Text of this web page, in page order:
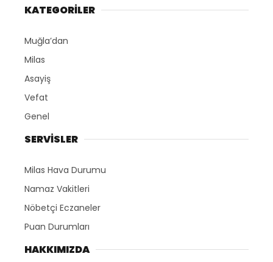
KATEGORİLER
Muğla’dan
Milas
Asayiş
Vefat
Genel
SERVİSLER
Milas Hava Durumu
Namaz Vakitleri
Nöbetçi Eczaneler
Puan Durumları
HAKKIMIZDA